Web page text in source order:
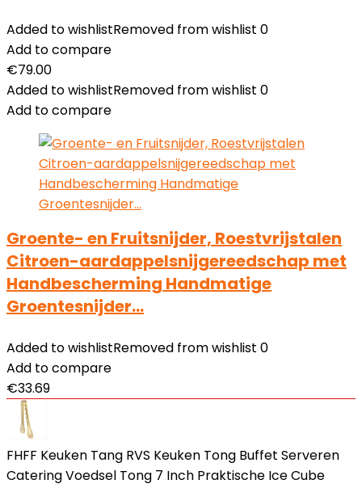
Added to wishlistRemoved from wishlist 0
Add to compare
€79.00
Added to wishlistRemoved from wishlist 0
Add to compare
Groente- en Fruitsnijder, Roestvrijstalen
Citroen-aardappelsnijgereedschap met
Handbescherming Handmatige
Groentesnijder…
Added to wishlistRemoved from wishlist 0
Add to compare
€33.69
FHFF Keuken Tang RVS Keuken Tong Buffet Serveren
Catering Voedsel Tong 7 Inch Praktische Ice Cube